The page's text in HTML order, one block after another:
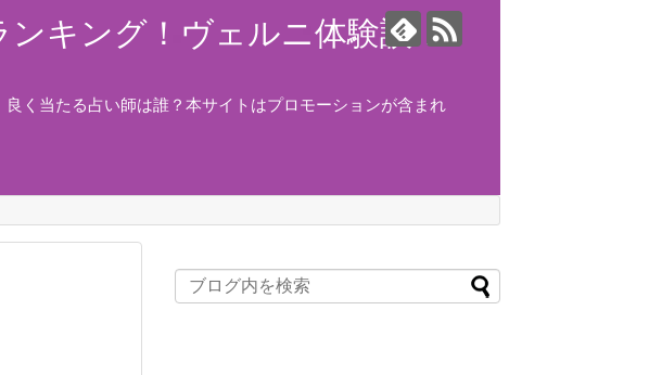
ンキング！ヴェルニ体験談！
く当たる占い師は誰？本サイトはプロモーションが含まれ